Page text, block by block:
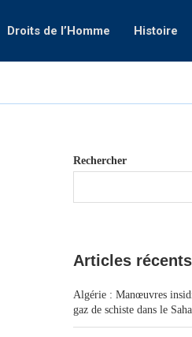
Droits de l’Homme Histoire
Rechercher
Articles récents
Algérie : Manœuvres
gaz de schiste dans le